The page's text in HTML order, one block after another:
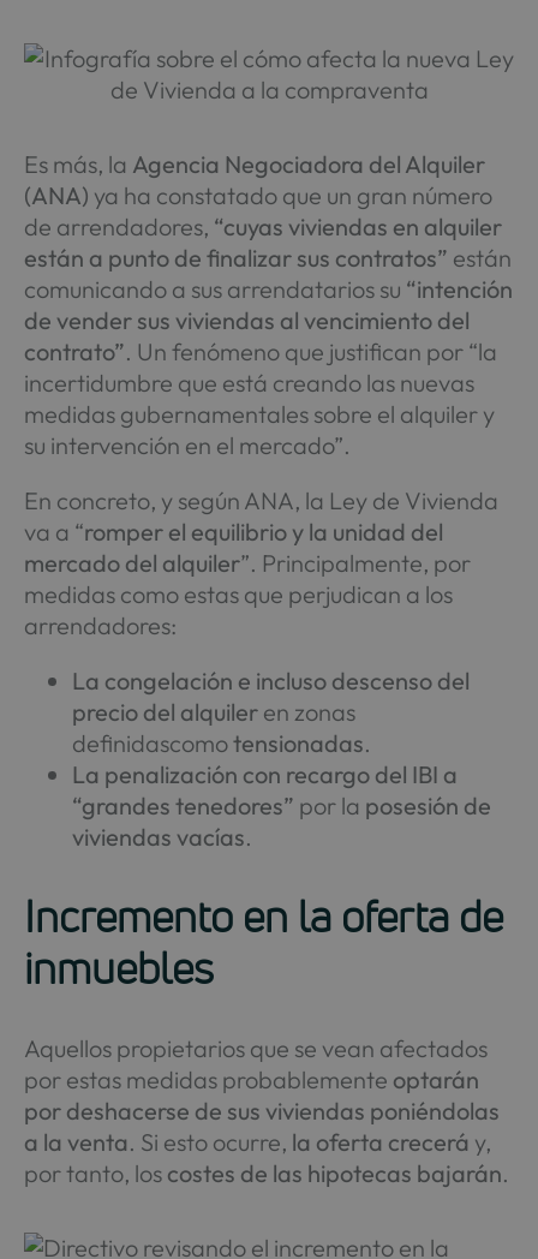
Es más, la Agencia Negociadora del Alquiler
(ANA) ya ha constatado que un gran número
de arrendadores, “cuyas viviendas en alquiler
están a punto de finalizar sus contratos” están
comunicando a sus arrendatarios su “intención
de vender sus viviendas al vencimiento del
contrato”. Un fenómeno que justifican por “la
incertidumbre que está creando las nuevas
medidas gubernamentales sobre el alquiler y
su intervención en el mercado”.
En concreto, y según ANA, la Ley de Vivienda
va a “romper el equilibrio y la unidad del
mercado del alquiler”. Principalmente, por
medidas como estas que perjudican a los
arrendadores:
La congelación e incluso descenso del
precio del alquiler en zonas
definidascomotensionadas.
La penalización con recargo del IBI a
“grandes tenedores” por la posesión de
viviendas vacías.
Incremento en la oferta de
inmuebles
Aquellos propietarios que se vean afectados
por estas medidas probablemente optarán
por deshacerse de sus viviendas poniéndolas
a la venta. Si esto ocurre, la oferta crecerá y,
por tanto, los costes de las hipotecas bajarán.